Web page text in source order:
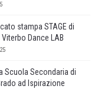
stampa STAGE di
Viterbo Dance LAB
Scuola Secondaria di
ad Ispirazione